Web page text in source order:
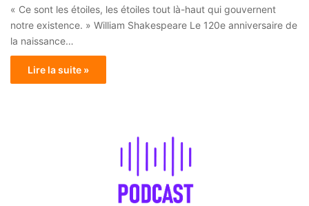
« Ce sont les étoiles, les étoiles tout là-haut qui gouvernent
notre existence. » William Shakespeare Le 120e anniversaire de
la naissance…
Lire la suite »